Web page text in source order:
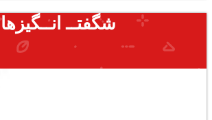
شگفتــ انــگیزها